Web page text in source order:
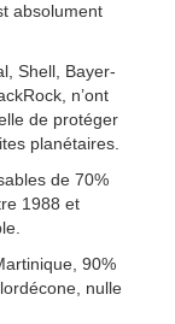
absolument
Shell, Bayer-
n’ont
de protéger
planétaires.
de 70%
1988 et
90%
nulle